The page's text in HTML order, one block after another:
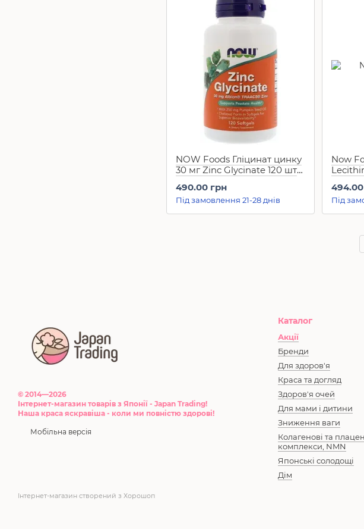
NOW Foods Гліцинат цинку
30 мг Zinc Glycinate 120 шт
490.00 грн
Під замовлення 21-28 днів
Now
Під
© 2014—2026
Інтернет-магазин товарів з Японії - Japan Trading!
Наша краса яскравіша - коли ми повністю здорові!
Мобільна версія
Інтернет-магазин створений з Хорошоп
Каталог
Акції
Бренди
Для здоров'я
Краса та догляд
Здоров'я очей
Для мами і дитини
Зниження ваги
Колагенові та
комплекси, NMN
Японські солодощі
Дім